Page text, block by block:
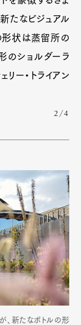
たなビジュアル
形状は蒸留所の
のショルダーラ
ー・トライアン
2/4
、新たなボトルの形